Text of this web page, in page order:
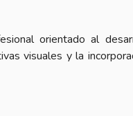
orientado al
visuales y la